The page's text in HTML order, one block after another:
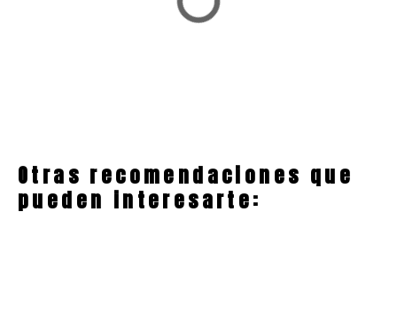
Otras recomendaciones que
pueden interesarte: